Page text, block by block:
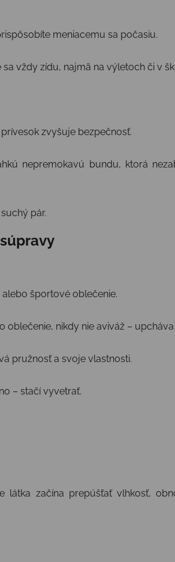
meniacemu sa počasiu.
vždy zídu, najmä na výletoch či v
zvyšuje bezpečnosť.
nepremokavú bundu, ktorá
pár.
alebo športové oblečenie.
nikdy nie aviváž –
pružnosť a svoje vlastnosti.
– stačí vyvetrať.
začína prepúšťať vlhkosť,